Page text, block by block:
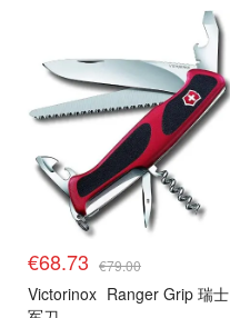
€68.73 €79.00
Victorinox Ranger Grip 瑞士